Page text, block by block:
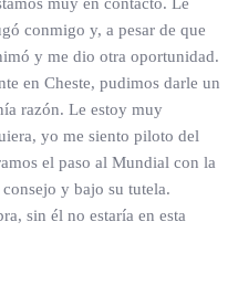
conmigo y, a pesar de que
y me dio otra oportunidad.
en Cheste, pudimos darle un
razón. Le estoy muy
yo me siento piloto del
el paso al Mundial con la
y bajo su tutela.
sin él no estaría en esta